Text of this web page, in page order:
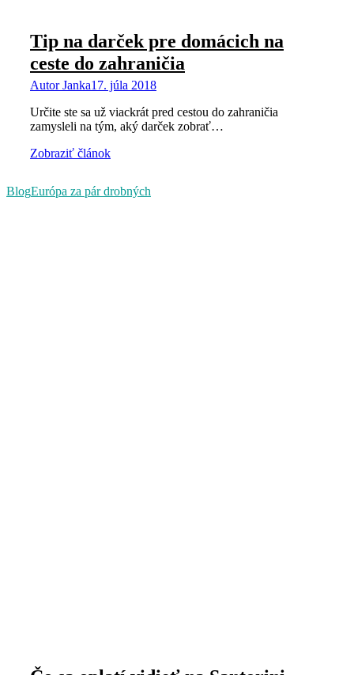
Tip na darček pre domácich na
ceste do zahraničia
AutorJanka17. júla 2018
Určite ste sa už viackrát pred cestou do zahraničia
zamysleli na tým, aký darček zobrať…
Zobraziť článok
BlogEurópa za pár drobných